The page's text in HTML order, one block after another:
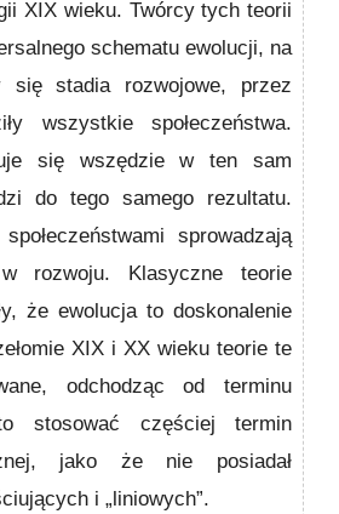
XIX wieku. Twórcy tych teorii
schematu ewolucji, na
się stadia rozwojowe, przez
wszystkie społeczeństwa.
się wszędzie w ten sam
do tego samego rezultatu.
sprowadzają
rozwoju. Klasyczne teorie
że ewolucja to doskonalenie
XIX i XX wieku teorie te
odchodząc od terminu
stosować częściej termin
jako że nie posiadał
i „liniowych”.